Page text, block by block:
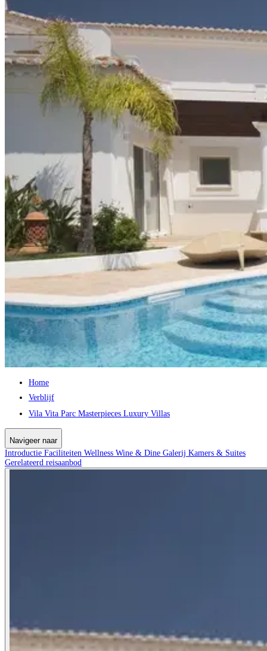
Home
Verblijf
Vila Vita Parc Masterpieces Luxury Villas
Navigeer naar
Introductie Faciliteiten Wellness Wine & Dine Galerij Kamers & Suites
Gerelateerd reisaanbod